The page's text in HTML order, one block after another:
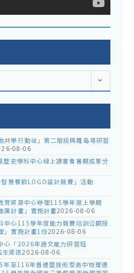
共學行動站」第二階段與離島場研習
08-06
史學科中心線上讀書會暑期成果分
慧餐飲LOGO設計競賽」活動
育資源中心辦理115學年度上學期
廣計畫」實施計畫2026-08-06
中心115學年度能力競賽培訓公開授
」實施計畫1份2026-08-06
心「2026年語文能力研習班
資訊2026-08-06
年至116年普通暨技術型高中物理適